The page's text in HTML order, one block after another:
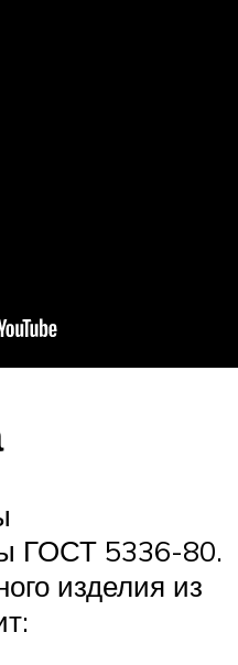
ГОСТ 5336-80.
изделия из